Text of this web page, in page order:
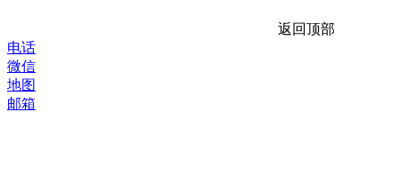
返回顶部
电话
微信
地图
邮箱